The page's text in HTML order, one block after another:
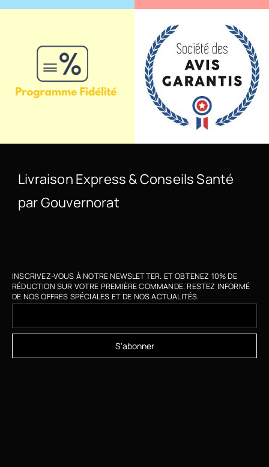
Livraison Express & Conseils Santé
par Gouvernorat
INSCRIVEZ-VOUS À NOTRE NEWSLETTER. ET OBTENEZ 10% DE
RÉDUCTION SUR VOTRE PREMIÈRE COMMANDE. RESTEZ INFORMÉ
DE NOS OFFRES SPÉCIALES ET DE NOS ACTUALITÉS.